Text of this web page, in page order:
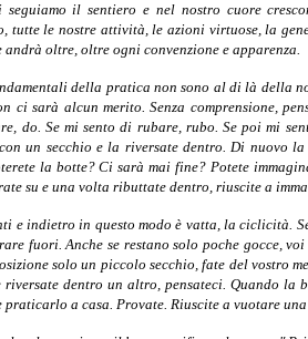
il sentiero e nel nostro cuore
tutte le nostre attività, le azioni virtuose, la
andrà oltre, oltre ogni convenzione e apparenza.
della pratica non sono al di là della
ci sarà alcun merito. Senza comprensione,
do. Se mi sento di rubare, rubo. Se poi mi
un secchio e la riversate dentro. Di nuovo
la botte? Ci sarà mai fine? Potete
su e una volta ributtate dentro, riuscite a
e indietro in questo modo è vatta, la ciclicità.
fuori. Anche se restano solo poche gocce,
solo un piccolo secchio, fate del vostro
riversate dentro un altro, pensateci. Quando
praticarlo a casa. Provate. Riuscite a vuotare